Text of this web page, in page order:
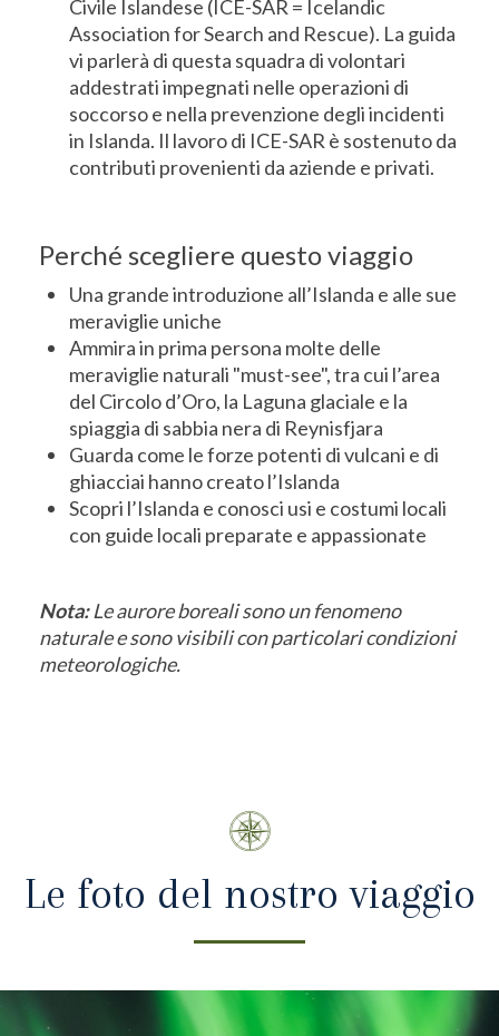
Civile Islandese (ICE-SAR = Icelandic
Association for Search and Rescue). La guida
vi parlerà di questa squadra di volontari
addestrati impegnati nelle operazioni di
soccorso e nella prevenzione degli incidenti
in Islanda. Il lavoro di ICE-SAR è sostenuto da
contributi provenienti da aziende e privati.
Perché scegliere questo viaggio
Una grande introduzione all’Islanda e alle sue
meraviglie uniche
Ammira in prima persona molte delle
meraviglie naturali "must-see", tra cui l’area
del Circolo d’Oro, la Laguna glaciale e la
spiaggia di sabbia nera di Reynisfjara
Guarda come le forze potenti di vulcani e di
ghiacciai hanno creato l’Islanda
Scopri l’Islanda e conosci usi e costumi locali
con guide locali preparate e appassionate
Nota:Le aurore boreali sono un fenomeno
naturale e sono visibili con particolari condizioni
meteorologiche.
Le foto del nostro viaggio